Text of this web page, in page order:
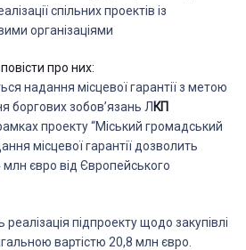
спільних проектів із
організаціями
про них:
надання місцевої гарантії з метою
боргових зобов’язань Л КП
проекту “Міський громадський
місцевої гарантії дозволить
євро від Європейського
підпроекту щодо закупівлі
вартістю 20,8 млн євро.